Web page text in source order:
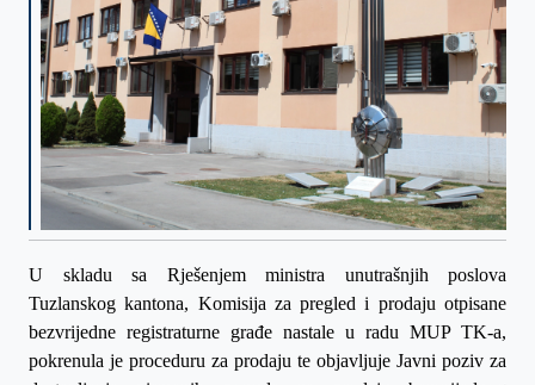
U skladu sa Rješenjem ministra unutrašnjih poslova
Tuzlanskog kantona, Komisija za pregled i prodaju otpisane
bezvrijedne registraturne građe nastale u radu MUP TK-a,
pokrenula je proceduru za prodaju te objavljuje Javni poziv za